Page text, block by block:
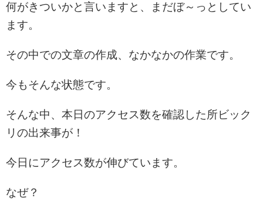
何がきついかと言いますと、まだぼ～っとしてい
ます。
その中での文章の作成、なかなかの作業です。
今もそんな状態です。
そんな中、本日のアクセス数を確認した所ビック
リの出来事が！
今日にアクセス数が伸びています。
なぜ？